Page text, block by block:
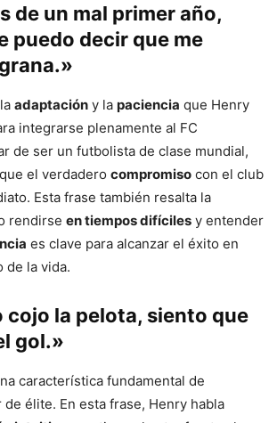
de un mal primer año,
puedo decir que me
adaptación y la paciencia que Henry
integrarse plenamente al FC
de ser un futbolista de clase mundial,
el verdadero compromiso con el club
Esta frase también resalta la
rendirse en tiempos difíciles y entender
es clave para alcanzar el éxito en
de la vida.
cojo la pelota, siento que
gol.»
característica fundamental de
élite. En esta frase, Henry habla